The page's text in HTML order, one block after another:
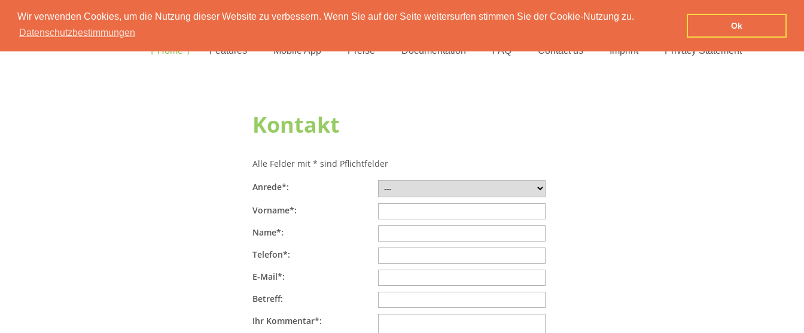
Wir verwenden Cookies, um die Nutzung dieser Website zu verbessern. Wenn Sie auf der Seite weitersurfen stimmen Sie der Cookie-Nutzung zu.
Datenschutzbestimmungen
Ok
Home Features Mobile App Preise Documentation FAQ Contact us Imprint Privacy Statement
Kontakt
Alle Felder mit * sind Pflichtfelder
Anrede*:
Vorname*:
Name*:
Telefon*:
E-Mail*:
Betreff:
Ihr Kommentar*: